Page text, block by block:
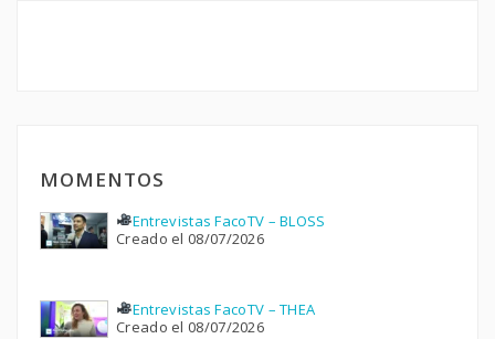
MOMENTOS
Entrevistas FacoTV – BLOSS
Creado el 08/07/2026
Entrevistas FacoTV – THEA
Creado el 08/07/2026